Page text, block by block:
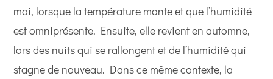
mai, lorsque la température monte et que l’humidité
est omniprésente. Ensuite, elle revient en automne,
lors des nuits qui se rallongent et de l’humidité qui
stagne de nouveau. Dans ce même contexte, la